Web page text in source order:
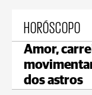
HORÓSCOPO
Amor,
dos astros